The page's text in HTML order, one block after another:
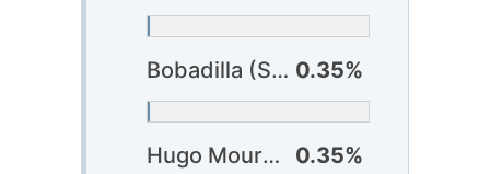
Bobadilla (São Paulo) 0.35%
Hugo Moura (Vasco) 0.35%